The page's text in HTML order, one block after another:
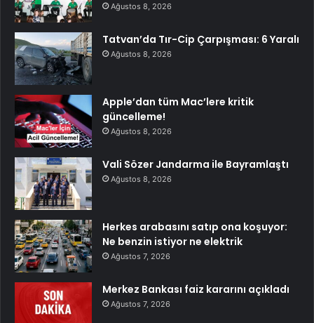
Ağustos 8, 2026
Tatvan’da Tır-Cip Çarpışması: 6 Yaralı
Ağustos 8, 2026
Apple’dan tüm Mac’lere kritik
güncelleme!
Ağustos 8, 2026
Vali Sözer Jandarma ile Bayramlaştı
Ağustos 8, 2026
Herkes arabasını satıp ona koşuyor:
Ne benzin istiyor ne elektrik
Ağustos 7, 2026
Merkez Bankası faiz kararını açıkladı
Ağustos 7, 2026